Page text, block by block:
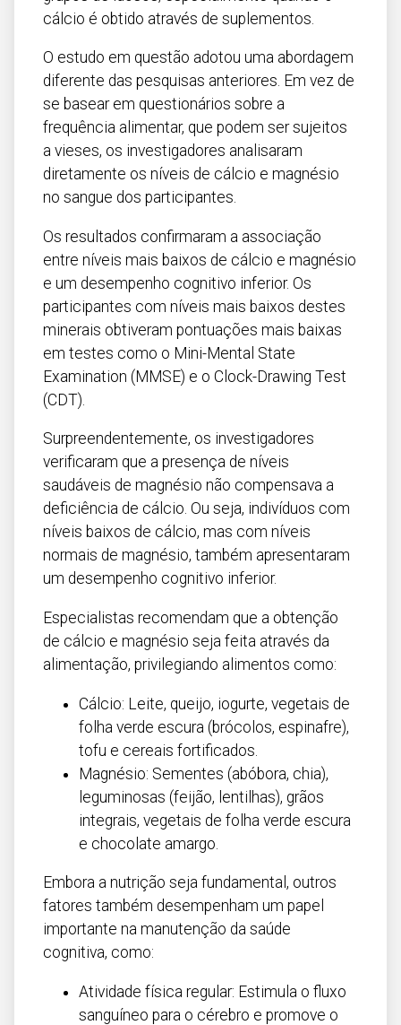
cálcio é obtido através de suplementos.
O estudo em questão adotou uma abordagem
diferente das pesquisas anteriores. Em vez de
se basear em questionários sobre a
frequência alimentar, que podem ser sujeitos
a vieses, os investigadores analisaram
diretamente os níveis de cálcio e magnésio
no sangue dos participantes.
Os resultados confirmaram a associação
entre níveis mais baixos de cálcio e magnésio
e um desempenho cognitivo inferior. Os
participantes com níveis mais baixos destes
minerais obtiveram pontuações mais baixas
em testes como o Mini-Mental State
Examination (MMSE) e o Clock-Drawing Test
(CDT).
Surpreendentemente, os investigadores
verificaram que a presença de níveis
saudáveis de magnésio não compensava a
deficiência de cálcio. Ou seja, indivíduos com
níveis baixos de cálcio, mas com níveis
normais de magnésio, também apresentaram
um desempenho cognitivo inferior.
Especialistas recomendam que a obtenção
de cálcio e magnésio seja feita através da
alimentação, privilegiando alimentos como:
Cálcio: Leite, queijo, iogurte, vegetais de
folha verde escura (brócolos, espinafre),
tofu e cereais fortificados.
Magnésio: Sementes (abóbora, chia),
leguminosas (feijão, lentilhas), grãos
integrais, vegetais de folha verde escura
e chocolate amargo.
Embora a nutrição seja fundamental, outros
fatores também desempenham um papel
importante na manutenção da saúde
cognitiva, como:
Atividade física regular: Estimula o fluxo
sanguíneo para o cérebro e promove o